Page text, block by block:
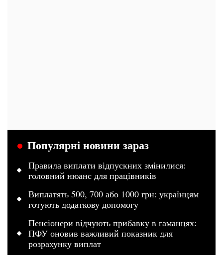
Популярні новини зараз
Правила виплати відпускних змінилися:
головний нюанс для працівників
Виплатять 500, 700 або 1000 грн: українцям
готують додаткову допомогу
Пенсіонери відчують прибавку в гаманцях:
ПФУ оновив важливий показник для
розрахунку виплат